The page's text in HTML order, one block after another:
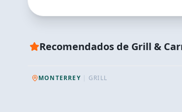
Recomendados de Grill &
Mochomos
MONTERREY GRILL